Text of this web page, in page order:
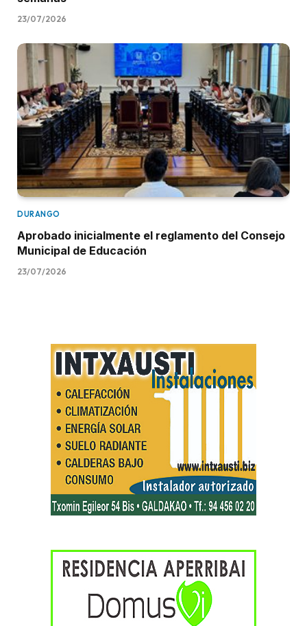
23/07/2026
DURANGO
Aprobado inicialmente el reglamento del Consejo
Municipal de Educación
23/07/2026